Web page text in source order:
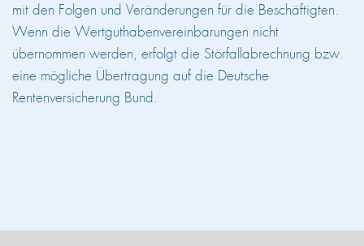
mit den Folgen und Veränderungen für die Beschäftigten.
Wenn die Wertguthabenvereinbarungen nicht
übernommen werden, erfolgt die Störfallabrechnung bzw.
eine mögliche Übertragung auf die Deutsche
Rentenversicherung Bund.